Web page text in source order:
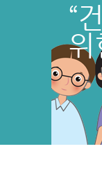
“
위